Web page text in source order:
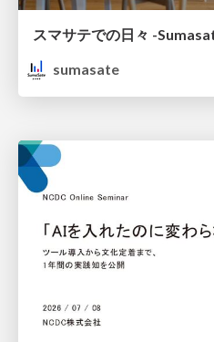
スマサテでの日々 -
sumasate